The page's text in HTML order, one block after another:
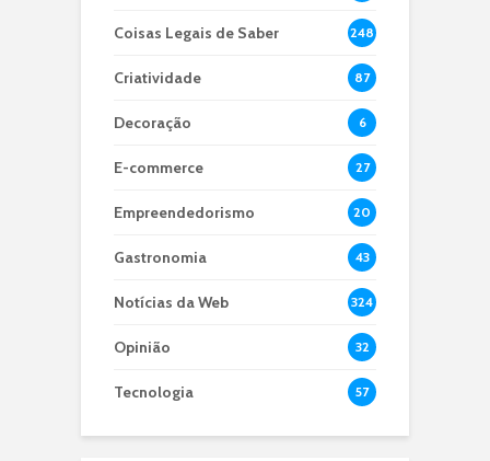
Coisas Legais de Saber 248
Criatividade 87
Decoração 6
E-commerce 27
Empreendedorismo 20
Gastronomia 43
Notícias da Web 324
Opinião 32
Tecnologia 57